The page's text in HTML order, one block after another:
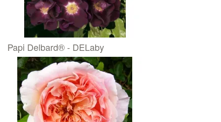
Papi Delbard® - DELaby